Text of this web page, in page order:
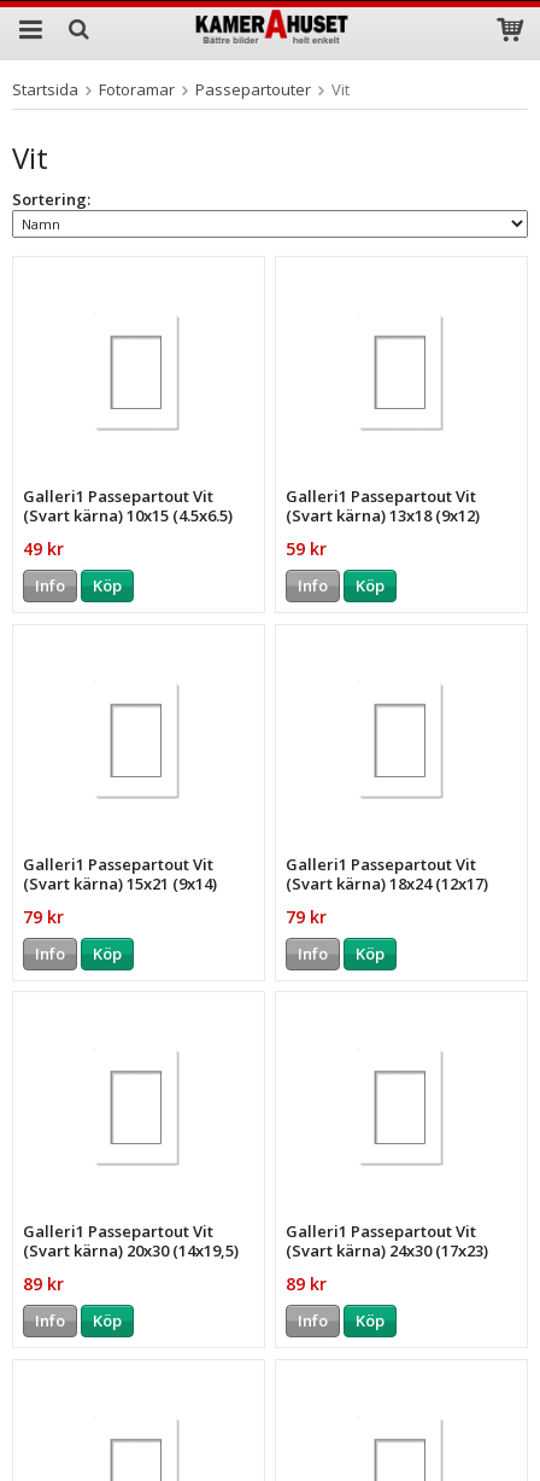
Produkten har blivit tillagd i varukorgen
Startsida Fotoramar Passepartouter Vit
Vit
Sortering:
Galleri1 Passepartout Vit
(Svart kärna) 10x15 (4.5x6.5)
49 kr
Info Köp
Galleri1 Passepartout Vit
(Svart kärna) 13x18 (9x12)
59 kr
Info Köp
Galleri1 Passepartout Vit
(Svart kärna) 15x21 (9x14)
79 kr
Info Köp
Galleri1 Passepartout Vit
(Svart kärna) 18x24 (12x17)
79 kr
Info Köp
Galleri1 Passepartout Vit
(Svart kärna) 20x30 (14x19,5)
89 kr
Info Köp
Galleri1 Passepartout Vit
(Svart kärna) 24x30 (17x23)
89 kr
Info Köp